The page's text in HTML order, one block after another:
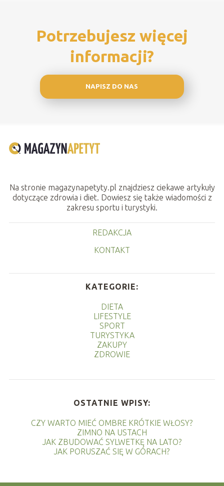
Potrzebujesz więcej
informacji?
NAPISZ DO NAS
Na stronie magazynapetyty.pl znajdziesz ciekawe artykuły
dotyczące zdrowia i diet. Dowiesz się także wiadomości z
zakresu sportu i turystyki.
REDAKCJA
KONTAKT
KATEGORIE:
DIETA
LIFESTYLE
SPORT
TURYSTYKA
ZAKUPY
ZDROWIE
OSTATNIE WPISY:
CZY WARTO MIEĆ OMBRE KRÓTKIE WŁOSY?
ZIMNO NA USTACH
JAK ZBUDOWAĆ SYLWETKĘ NA LATO?
JAK PORUSZAĆ SIĘ W GÓRACH?